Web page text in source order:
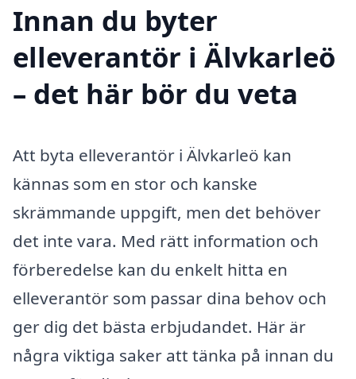
Innan du byter
elleverantör i Älvkarleö
– det här bör du veta
Att byta elleverantör i Älvkarleö kan
kännas som en stor och kanske
skrämmande uppgift, men det behöver
det inte vara. Med rätt information och
förberedelse kan du enkelt hitta en
elleverantör som passar dina behov och
ger dig det bästa erbjudandet. Här är
några viktiga saker att tänka på innan du